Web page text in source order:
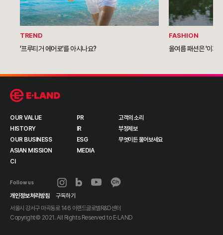
TREND
'프루티거 에어로'를 아시나요?
FASHION
올여름 패션은 '이지
OUR VALUE
HISTORY
OUR BUSINESS
ASIAN MISSION
CI
PR
IR
ESG
MEDIA
고객의 소리
부정제보
무엇이든 물어보세요
Follow us
개인정보처리방침
구독하기
서울시 강서구 마곡동로 146 이랜드글로벌R&D센터
Copyright© 2021. All Rights Reserved to E·LAND